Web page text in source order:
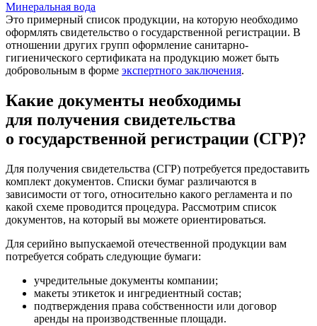
Минеральная вода
Это примерный список продукции, на которую необходимо
оформлять свидетельство о государственной регистрации. В
отношении других групп оформление санитарно-
гигиенического сертификата на продукцию может быть
добровольным в форме экспертного заключения.
Какие документы необходимы
для получения свидетельства
о государственной регистрации (СГР)?
Для получения свидетельства (СГР) потребуется предоставить
комплект документов. Списки бумаг различаются в
зависимости от того, относительно какого регламента и по
какой схеме проводится процедура. Рассмотрим список
документов, на который вы можете ориентироваться.
Для серийно выпускаемой отечественной продукции вам
потребуется собрать следующие бумаги:
учредительные документы компании;
макеты этикеток и ингредиентный состав;
подтверждения права собственности или договор
аренды на производственные площади.